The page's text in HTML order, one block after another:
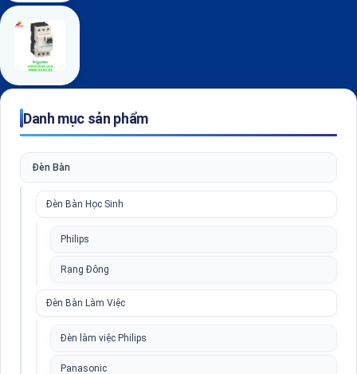
Danh mục sản phẩm
Đèn Bàn
Đèn Bàn Học Sinh
Philips
Rạng Đông
Đèn Bàn Làm Việc
Đèn làm việc Philips
Panasonic